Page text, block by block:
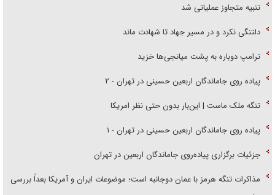
تنبیه متجاوز عملیاتی شد
دلتنگی نکرد و در مسیر جهاد تا شهادت ماند
ترامپ دوباره به پشت میانجی‌ها خزید
پیاده روی جاماندگان اربعین حسینی در تهران - ۲
تنگه ملک ماست | این‌بار بدون حتی نظر امریکا
پیاده روی جاماندگان اربعین حسینی در تهران - ۱
جزئیات برگزاری پیاده‌روی جاماندگان اربعین در تهران
مذاکرات تنگه هرمز با عمان دوجانبه است؛ موضوعات ایران و آمریکا بعداً بررسی